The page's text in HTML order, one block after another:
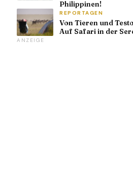
Philippinen!
REPORTAGEN
Von Tieren und
Auf Safari in der
ANZEIGE